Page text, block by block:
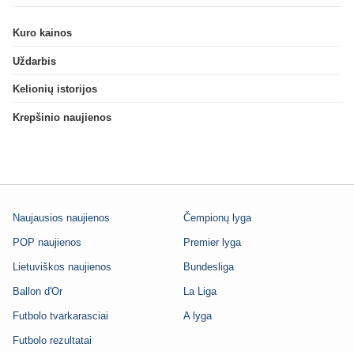
Kuro kainos
Uždarbis
Kelionių istorijos
Krepšinio naujienos
Naujausios naujienos
POP naujienos
Lietuviškos naujienos
Ballon d'Or
Futbolo tvarkarasciai
Futbolo rezultatai
Čempionų lyga
Premier lyga
Bundesliga
La Liga
A lyga